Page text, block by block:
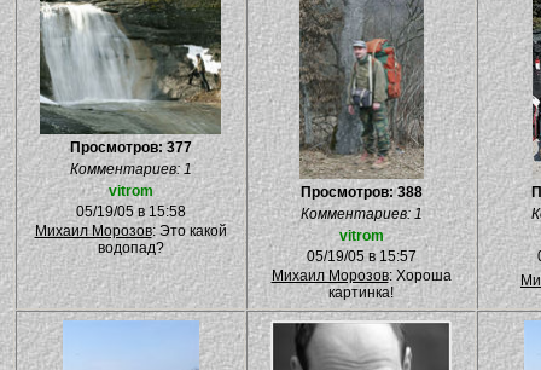
Просмотров: 377
Комментариев: 1
vitrom
05/19/05 в 15:58
Михаил Морозов: Это какой
водопад?
Просмотров: 388
Комментариев: 1
vitrom
05/19/05 в 15:57
Михаил Морозов: Хороша
картинка!